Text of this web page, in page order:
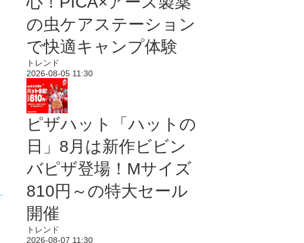
の虫ケアステーション
で快適キャンプ体験
トレンド
2026-08-05 11:30
ピザハット「ハットの
日」8月は新作ビビン
バピザ登場！Mサイズ
810円～の特大セール
開催
トレンド
2026-08-07 11:30